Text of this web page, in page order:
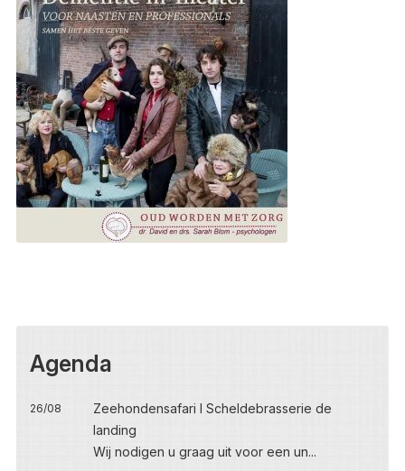
Agenda
26/08
Zeehondensafari I Scheldebrasserie de
landing
Wij nodigen u graag uit voor een un...